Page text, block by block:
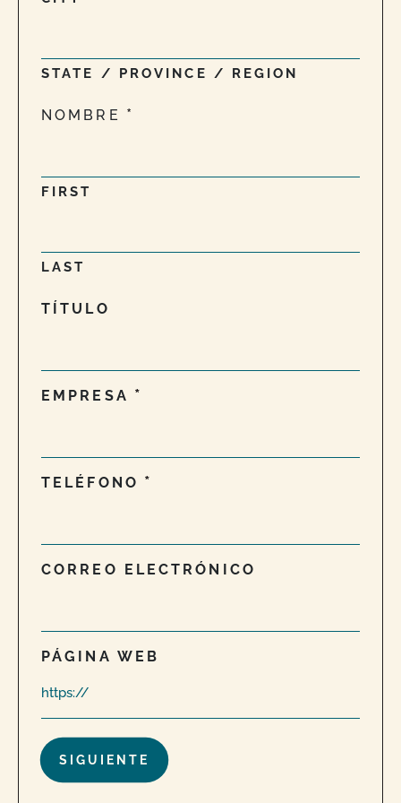
STATE / PROVINCE / REGION
NOMBRE
FIRST
LAST
TÍTULO
EMPRESA
TELÉFONO
CORREO ELECTRÓNICO
PÁGINA WEB